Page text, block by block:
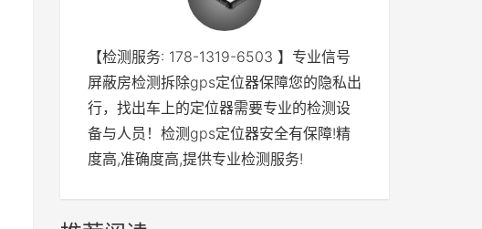
【检测服务: 178-1319-6503 】专业信号
屏蔽房检测拆除gps定位器保障您的隐私出
行，找出车上的定位器需要专业的检测设
备与人员！检测gps定位器安全有保障!精
度高,准确度高,提供专业检测服务!